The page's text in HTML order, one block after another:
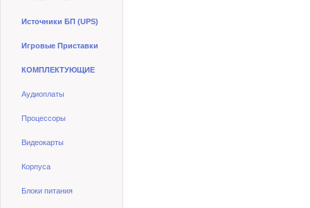
Источники БП (UPS)
Игровые Приставки
КОМПЛЕКТУЮЩИЕ
Аудиоплаты
Процессоры
Видеокарты
Корпуса
Блоки питания